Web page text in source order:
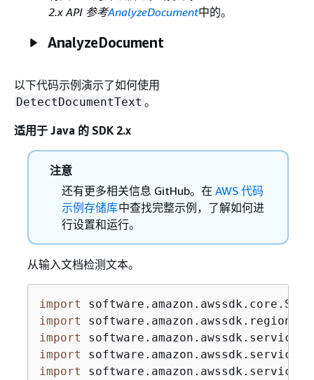
2.x API 参考AnalyzeDocument中的。
AnalyzeDocument
以下代码示例演示了如何使用
DetectDocumentText 。
适用于 Java 的 SDK 2.x
注意
还有更多相关信息 GitHub。在 AWS 代码
示例存储库中查找完整示例，了解如何进
行设置和运行。
从输入文档检测文本。
import
import
import
import
import